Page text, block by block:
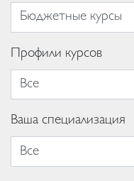
Профили курсов
Ваша специализация